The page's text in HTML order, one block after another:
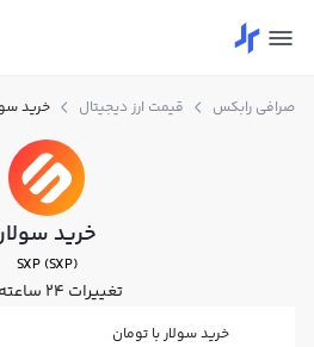
صرافی رابکس قیمت ارز دیجیتال خرید
خرید سولار
SXP (SXP)
تغییرات ۲۴ ساعته:
خرید سولار با تومان